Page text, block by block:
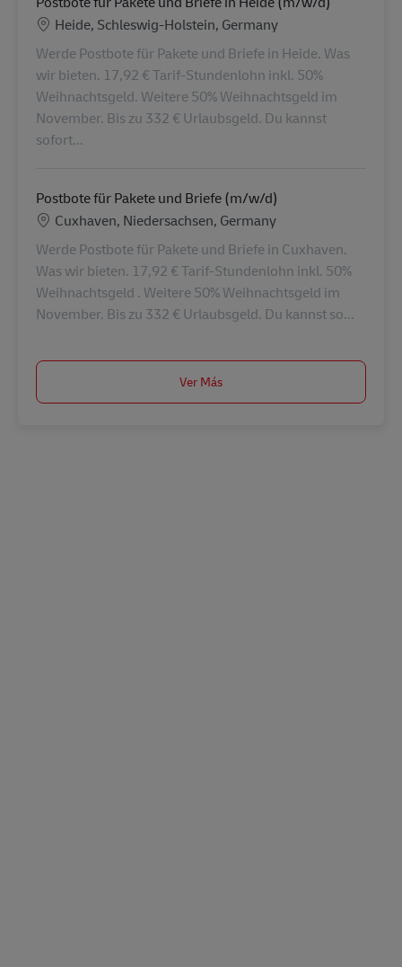
Ubicación
Heide, Schleswig-Holstein, Germany
Werde Postbote für Pakete und Briefe in Heide. Was
wir bieten. 17,92 € Tarif-Stundenlohn inkl. 50%
Weihnachtsgeld. Weitere 50% Weihnachtsgeld im
November. Bis zu 332 € Urlaubsgeld. Du kannst
sofort...
Postbote für Pakete und Briefe (m/w/d)
Ubicación
Cuxhaven, Niedersachsen, Germany
Werde Postbote für Pakete und Briefe in Cuxhaven.
Was wir bieten. 17,92 € Tarif-Stundenlohn inkl. 50%
Weihnachtsgeld . Weitere 50% Weihnachtsgeld im
November. Bis zu 332 € Urlaubsgeld. Du kannst so...
Ver Más